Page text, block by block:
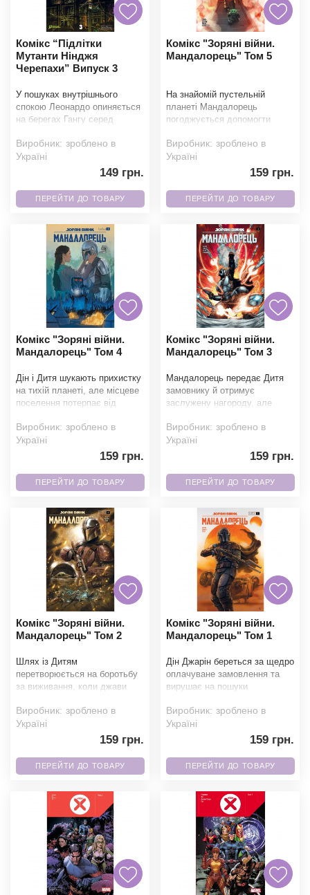
Комікс “Підлітки
Мутанти Нінджя
Черепахи” Випуск 3
У пошуках внутрішнього
спокою Леонардо опиняється
на берегах Гангу серед
коли їхньому світу за
Виробник: зроблено в
Україні
149 грн.
ПЕРЕЙТИ ДО ТОВАРУ
Комікс "Зоряні війни.
Мандалорець" Том 5
На знайомій пустельній
планеті Мандалорець
погоджується допомогти
вполювати небезпечну ціль.
Але
Виробник: зроблено в
Україні
159 грн.
ПЕРЕЙТИ ДО ТОВАРУ
Комікс "Зоряні війни.
Мандалорець" Том 4
Дін і Дитя шукають прихистку
на тихій планеті, але місцеве
поселення потерпає від
Разом із к
Виробник: зроблено в
Україні
159 грн.
ПЕРЕЙТИ ДО ТОВАРУ
Комікс "Зоряні війни.
Мандалорець" Том 3
Мандалорець передає Дитя
замовнику й отримує
заслужену нагороду, але
йому піти. Порушивши прав
Виробник: зроблено в
Україні
159 грн.
ПЕРЕЙТИ ДО ТОВАРУ
Комікс "Зоряні війни.
Мандалорець" Том 2
Шлях із Дитям
перетворюється на боротьбу
за виживання, коли джави
Мандалорця на деталі. Щоб
повернут
Виробник: зроблено в
Україні
159 грн.
ПЕРЕЙТИ ДО ТОВАРУ
Комікс "Зоряні війни.
Мандалорець" Том 1
Дін Джарін береться за щедро
оплачуване замовлення та
вирушає на пошуки
зелене Дитя змушує
Виробник: зроблено в
Україні
159 грн.
ПЕРЕЙТИ ДО ТОВАРУ